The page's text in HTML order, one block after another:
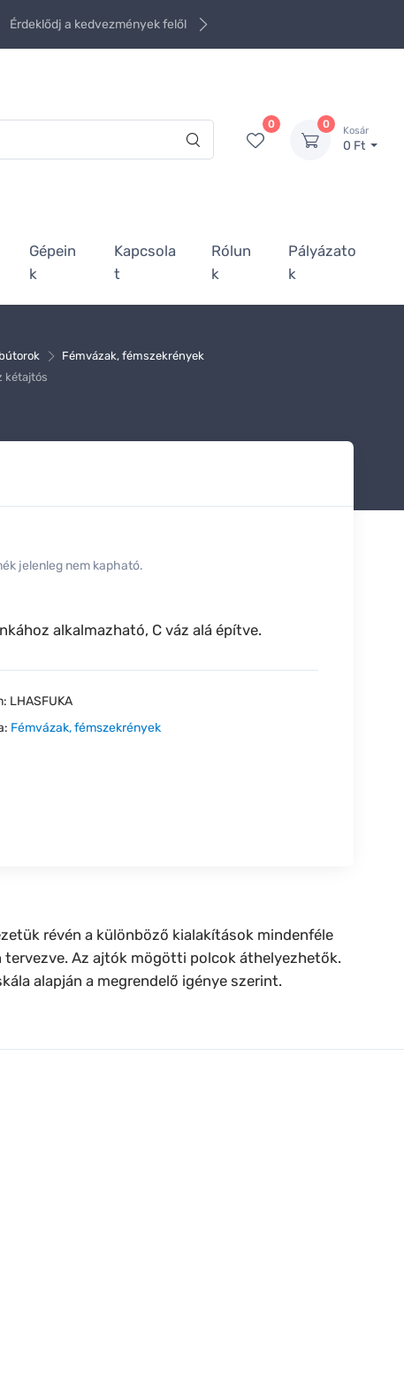
Érdeklődj a kedvezmények felől
0 0
Kosár
0 Ft
Gépein
k
Kapcsola
t
Rólun
k
Pályázato
k
Fémvázak, fémszekrények
kétajtós
jelenleg nem kapható.
alkalmazható, C váz alá építve.
LHASFUKA
Fémvázak, fémszekrények
révén a különböző kialakítások mindenféle
Az ajtók mögötti polcok áthelyezhetők.
alapján a megrendelő igénye szerint.